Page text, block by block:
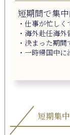
短期間で集
・仕事が忙し
・海外赴任海
・決まった期
・一時帰国中
短期集